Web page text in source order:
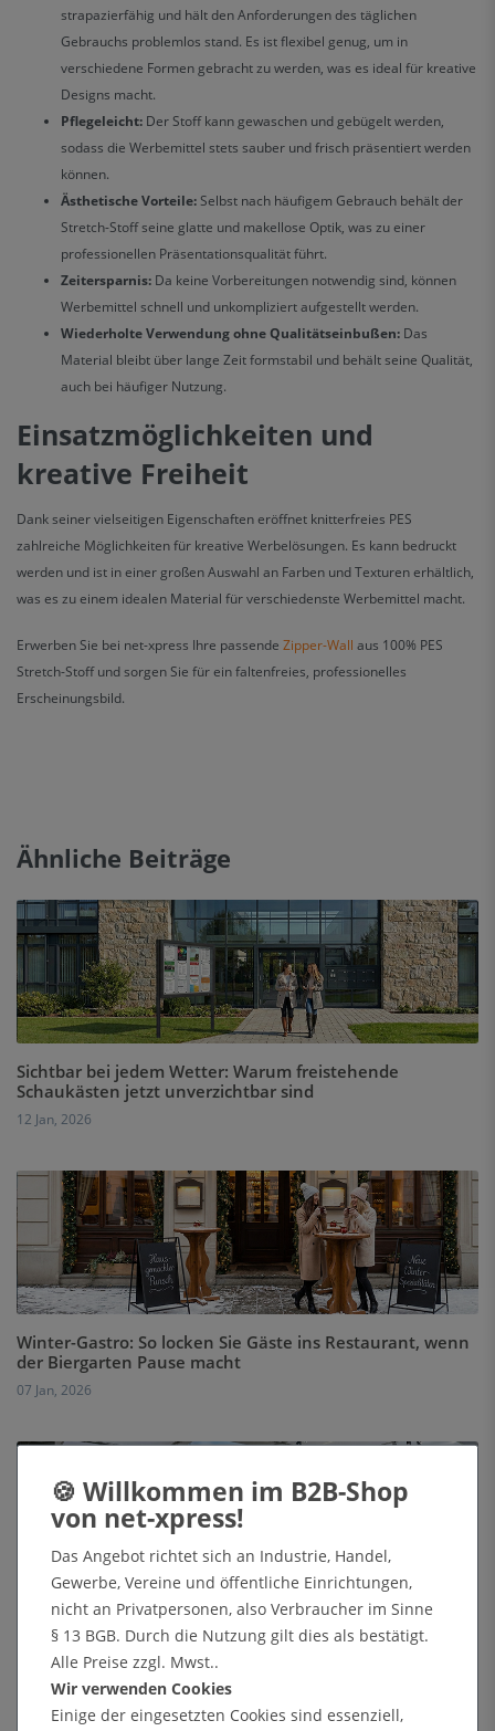
strapazierfähig und hält den Anforderungen des täglichen
Gebrauchs problemlos stand. Es ist flexibel genug, um in
verschiedene Formen gebracht zu werden, was es ideal für kreative
Designs macht.
Pflegeleicht: Der Stoff kann gewaschen und gebügelt werden,
sodass die Werbemittel stets sauber und frisch präsentiert werden
können.
Ästhetische Vorteile: Selbst nach häufigem Gebrauch behält der
Stretch-Stoff seine glatte und makellose Optik, was zu einer
professionellen Präsentationsqualität führt.
Zeitersparnis: Da keine Vorbereitungen notwendig sind, können
Werbemittel schnell und unkompliziert aufgestellt werden.
Wiederholte Verwendung ohne Qualitätseinbußen: Das
Material bleibt über lange Zeit formstabil und behält seine Qualität,
auch bei häufiger Nutzung.
Einsatzmöglichkeiten und
kreative Freiheit
Dank seiner vielseitigen Eigenschaften eröffnet knitterfreies PES
zahlreiche Möglichkeiten für kreative Werbelösungen. Es kann bedruckt
werden und ist in einer großen Auswahl an Farben und Texturen erhältlich,
was es zu einem idealen Material für verschiedenste Werbemittel macht.
Erwerben Sie bei net-xpress Ihre passende Zipper-Wall aus 100% PES
Stretch-Stoff und sorgen Sie für ein faltenfreies, professionelles
Erscheinungsbild.
Ähnliche Beiträge
Sichtbar bei jedem Wetter: Warum freistehende
Schaukästen jetzt unverzichtbar sind
12 Jan, 2026
Winter-Gastro: So locken Sie Gäste ins Restaurant, wenn
der Biergarten Pause macht
07 Jan, 2026
Winter-Events perfekt in Szene gesetzt: Warum die
Zipper-Wall® Ihre erste Wahl ist
13 Nov, 2025
Das Angebot richtet sich an Industrie, Handel,
Gewerbe, Vereine und öffentliche Einrichtungen,
nicht an Privatpersonen, also Verbraucher im Sinne
§ 13 BGB. Durch die Nutzung gilt dies als bestätigt.
Alle Preise zzgl. Mwst..
Wir verwenden Cookies
Einige der eingesetzten Cookies sind essenziell,